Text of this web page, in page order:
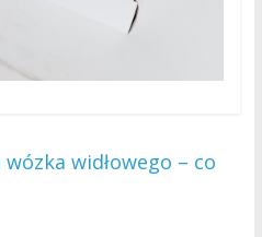
widłowego – co